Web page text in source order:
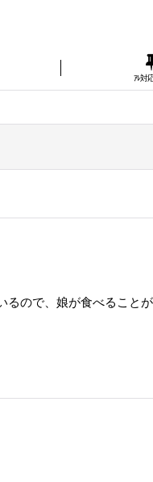
ｱﾚ対
ので、娘が食べること